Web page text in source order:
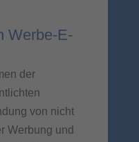
Werbe-E-
der
von nicht
Werbung und